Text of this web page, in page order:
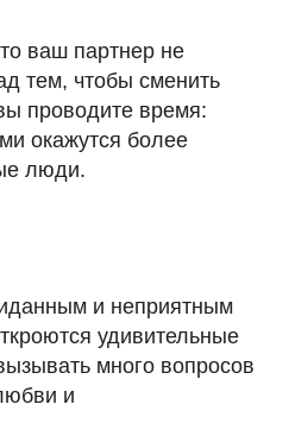
ваш партнер не
тем, чтобы сменить
проводите время:
окажутся более
люди.
и неприятным
удивительные
много вопросов
и